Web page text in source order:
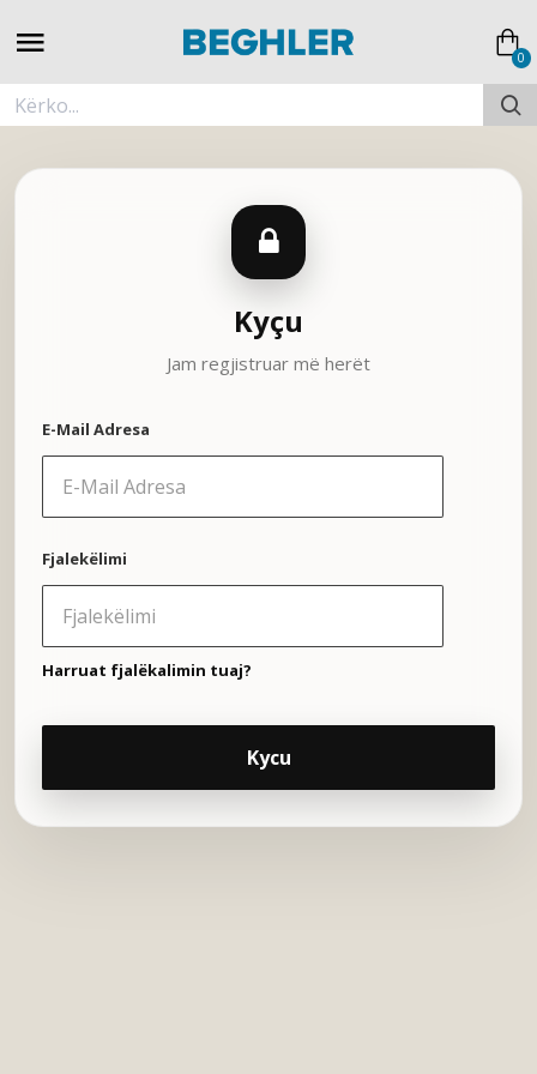
0
Kyçu
Jam regjistruar më herët
E-Mail Adresa
Fjalekëlimi
Harruat fjalëkalimin tuaj?
Kycu